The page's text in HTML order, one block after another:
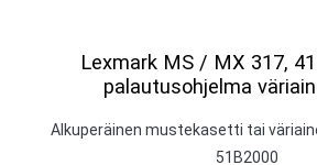
Lexmark MS / MX 317,
palautusohjelma
Alkuperäinen mustekasetti tai
51B2000